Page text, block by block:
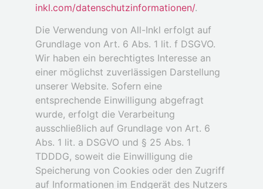
inkl.com/datenschutzinformationen/.
Die Verwendung von All-Inkl erfolgt auf
Grundlage von Art. 6 Abs. 1 lit. f DSGVO.
Wir haben ein berechtigtes Interesse an
einer möglichst zuverlässigen Darstellung
unserer Website. Sofern eine
entsprechende Einwilligung abgefragt
wurde, erfolgt die Verarbeitung
ausschließlich auf Grundlage von Art. 6
Abs. 1 lit. a DSGVO und § 25 Abs. 1
TDDDG, soweit die Einwilligung die
Speicherung von Cookies oder den Zugriff
auf Informationen im Endgerät des Nutzers